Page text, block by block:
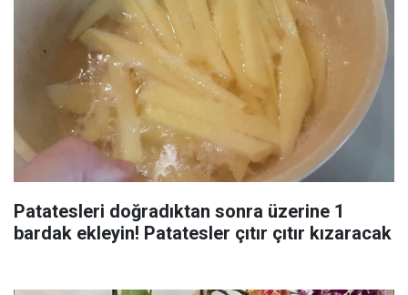
Patatesleri doğradıktan sonra üzerine 1
bardak ekleyin! Patatesler çıtır çıtır kızaracak